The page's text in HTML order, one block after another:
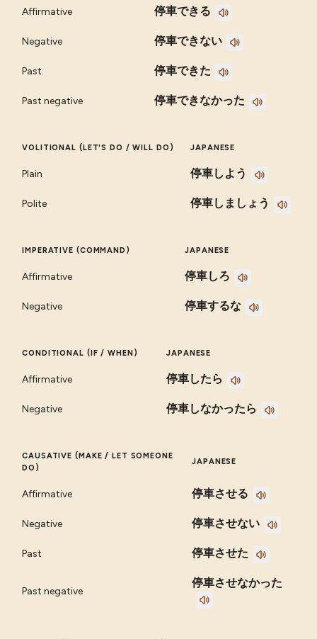
Affirmative 停車できる
Negative 停車できない
Past 停車できた
Past negative 停車できなかった
VOLITIONAL (LET'S DO / WILL DO) JAPANESE
Plain 停車しよう
Polite 停車しましょう
IMPERATIVE (COMMAND) JAPANESE
Affirmative 停車しろ
Negative 停車するな
CONDITIONAL (IF / WHEN) JAPANESE
Affirmative 停車したら
Negative 停車しなかったら
CAUSATIVE (MAKE / LET SOMEONE
DO)
JAPANESE
Affirmative 停車させる
Negative 停車させない
Past 停車させた
Past negative
停車させなかった